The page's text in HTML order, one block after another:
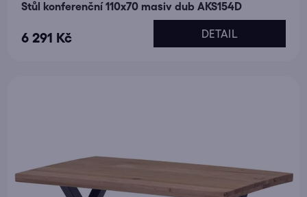
Stůl konferenční 110x70 masiv dub AKS154D
6 291 Kč DETAIL